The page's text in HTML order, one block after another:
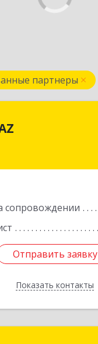
партнеры
сопровождении
Отправить заявку
Показать контакты
Отправить заявку
Назад